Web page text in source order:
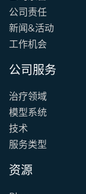
公司责任
新闻&活动
工作机会
公司服务
治疗领域
模型系统
技术
服务类型
资源